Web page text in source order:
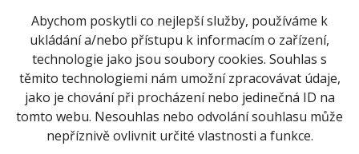
Abychom poskytli co nejlepší služby, používáme k
ukládání a/nebo přístupu k informacím o zařízení,
technologie jako jsou soubory cookies. Souhlas s
těmito technologiemi nám umožní zpracovávat údaje,
jako je chování při procházení nebo jedinečná ID na
tomto webu. Nesouhlas nebo odvolání souhlasu může
nepříznivě ovlivnit určité vlastnosti a funkce.
Pohádka je vhodná pro děti od 4 let. Délka
pořadu zhruba 30 minut za jednotné,
novoroční vstupné 60,- Kč.
Chcete mít jistotu, že si sednete? Kupte e-
vstupenku nawww.hvezdarna.cz/program
Jak se k nám dostanete?Dopravní podnik